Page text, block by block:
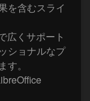
を含むスライ
広くサポート
ショナルなプ
。